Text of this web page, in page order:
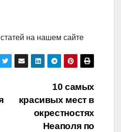
на нашем сайте
10 самых
красивых мест в
окрестностях
Неаполя по